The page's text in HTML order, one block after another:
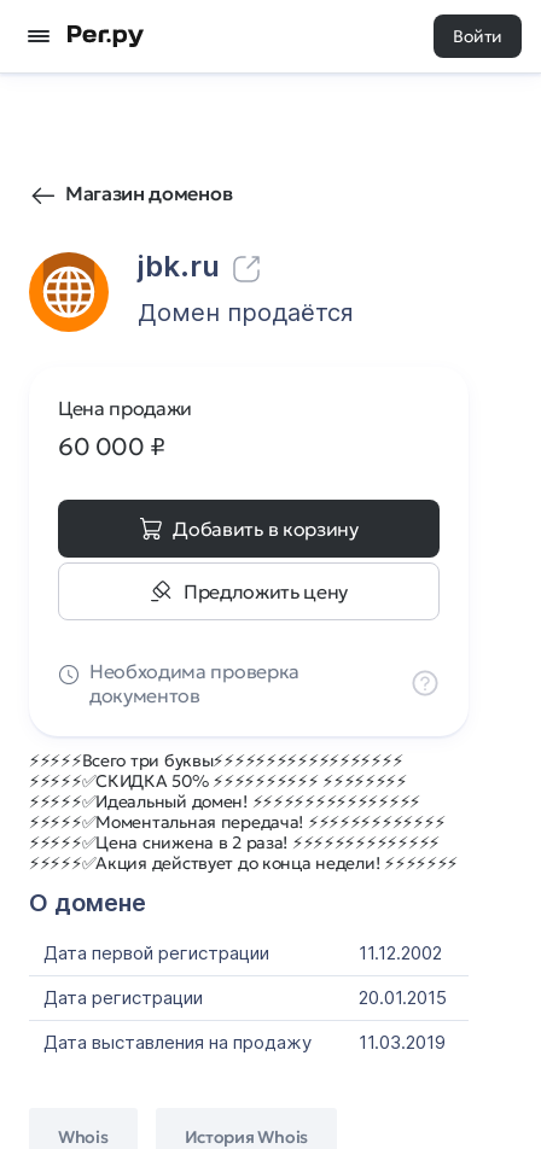
Войти
Магазин доменов
jbk.ru
3127 0
Домен продаётся
⚡⚡⚡⚡⚡Всего три буквы⚡⚡⚡⚡⚡⚡⚡⚡⚡⚡⚡⚡⚡⚡⚡⚡⚡⚡
⚡⚡⚡⚡⚡✅СКИДКА 50% ⚡⚡⚡⚡⚡⚡⚡⚡⚡⚡ ⚡⚡⚡⚡⚡⚡⚡⚡
⚡⚡⚡⚡⚡✅Идеальный домен! ⚡⚡⚡⚡⚡⚡⚡⚡⚡⚡⚡⚡⚡⚡⚡⚡
⚡⚡⚡⚡⚡✅Моментальная передача! ⚡⚡⚡⚡⚡⚡⚡⚡⚡⚡⚡⚡⚡
⚡⚡⚡⚡⚡✅Цена снижена в 2 раза! ⚡⚡⚡⚡⚡⚡⚡⚡⚡⚡⚡⚡⚡⚡
⚡⚡⚡⚡⚡✅Акция действует до конца недели! ⚡⚡⚡⚡⚡⚡⚡
О домене
Дата первой регистрации
11.12.2002
Дата регистрации
20.01.2015
Дата выставления на продажу
11.03.2019
Whois История Whois
Цена продажи
60 000 ₽
Добавить в корзину
Предложить цену
Необходима проверка
документов